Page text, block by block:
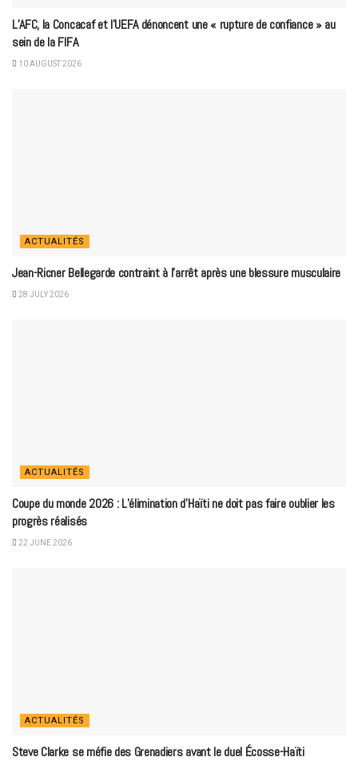
L’AFC, la Concacaf et l’UEFA dénoncent une « rupture de confiance » au
sein de la FIFA
10 AUGUST 2026
ACTUALITÉS
Jean-Ricner Bellegarde contraint à l’arrêt après une blessure musculaire
28 JULY 2026
ACTUALITÉS
Coupe du monde 2026 : L’élimination d’Haïti ne doit pas faire oublier les
progrès réalisés
22 JUNE 2026
ACTUALITÉS
Steve Clarke se méfie des Grenadiers avant le duel Écosse-Haïti